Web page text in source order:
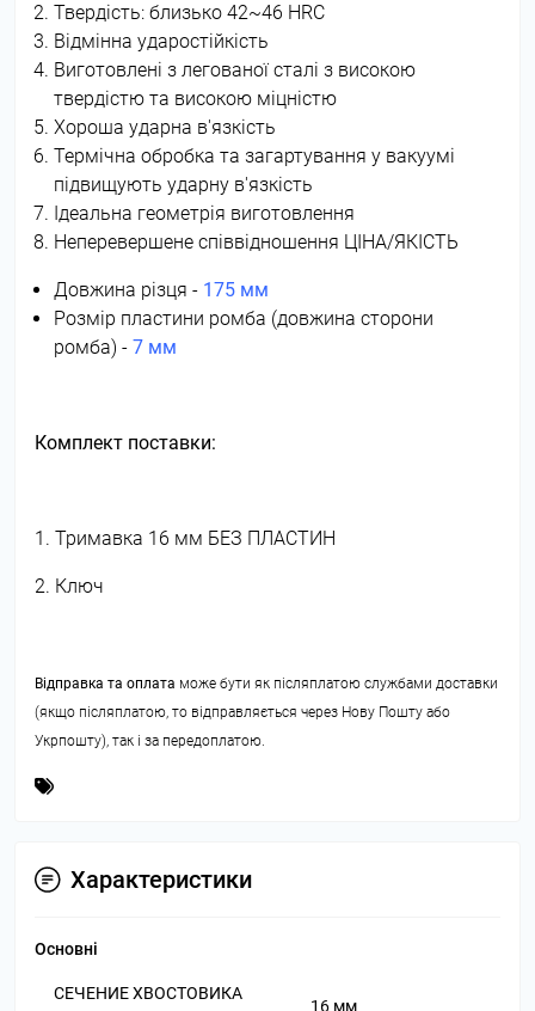
Твердість: близько 42~46 HRC
Відмінна ударостійкість
Виготовлені з легованої сталі з високою
твердістю та високою міцністю
Хороша ударна в'язкість
Термічна обробка та загартування у вакуумі
підвищують ударну в'язкість
Ідеальна геометрія виготовлення
Неперевершене співвідношення ЦІНА/ЯКІСТЬ
Довжина різця - 175 мм
Розмір пластини ромба (довжина сторони
ромба) - 7 мм
Комплект поставки:
1. Тримавка 16 мм БЕЗ ПЛАСТИН
2. Ключ
Відправка та оплата може бути як післяплатою службами доставки
(якщо післяплатою, то відправляється через Нову Пошту або
Укрпошту), так і за передоплатою.
Характеристики
Основні
СЕЧЕНИЕ ХВОСТОВИКА
16 мм